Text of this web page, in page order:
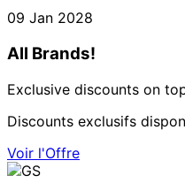
09 Jan 2028
All Brands!
Exclusive discounts on
Discounts exclusifs
Voir l'Offre